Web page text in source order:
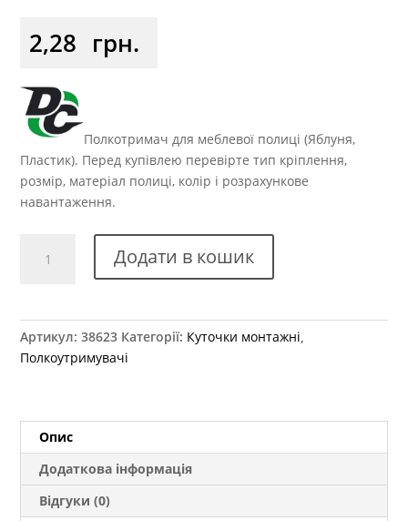
2,28 грн.
Полкотримач для меблевої полиці (Яблуня,
Пластик). Перед купівлею перевірте тип кріплення,
розмір, матеріал полиці, колір і розрахункове
навантаження.
одинарний
пластиковий
Додати в кошик
Артикул:38623 Категорії: Куточки монтажні
Полкоутримувачі
Опис
Додаткова інформація
Відгуки (0)